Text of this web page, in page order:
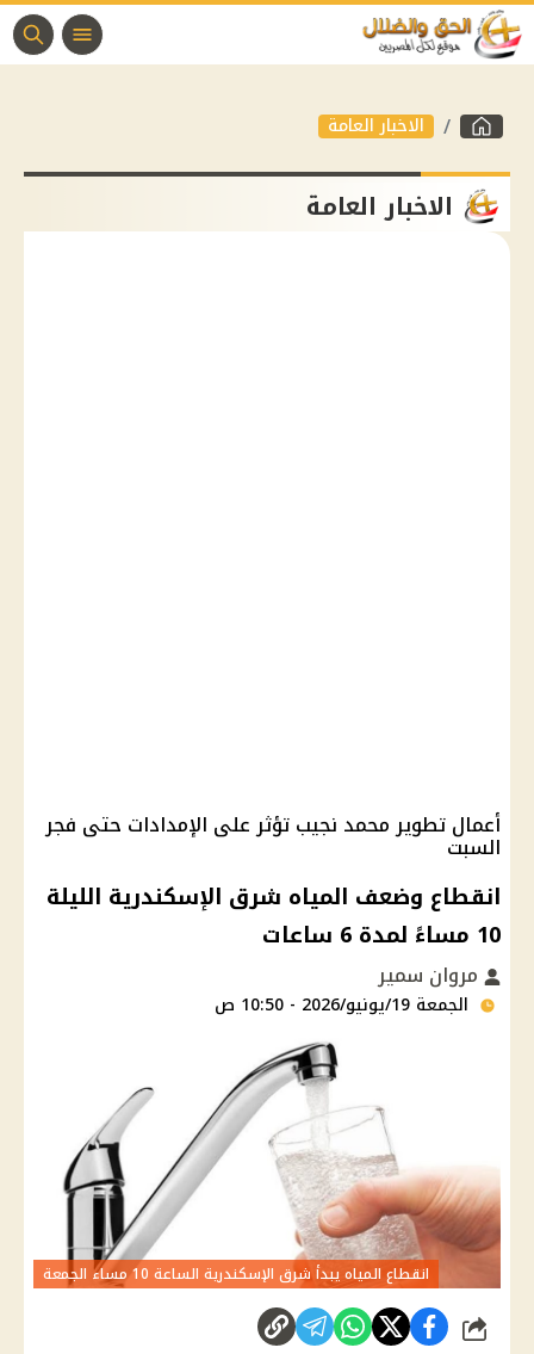
الاخبار العامة
الاخبار العامة
أعمال تطوير محمد نجيب تؤثر على الإمدادات حتى فجر
السبت
انقطاع وضعف المياه شرق الإسكندرية الليلة
10 مساءً لمدة 6 ساعات
مروان سمير
الجمعة 19/يونيو/2026 - 10:50 ص
انقطاع المياه يبدأ شرق الإسكندرية الساعة 10 مساء الجمعة
شارك